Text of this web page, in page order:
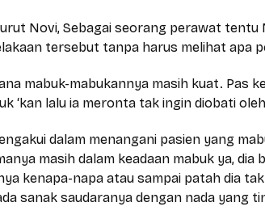
Novi, Sebagai seorang perawat tentu
tersebut tanpa harus melihat apa
mabuk-mabukannya masih kuat. Pas
‘kan lalu ia meronta tak ingin diobati
dalam menangani pasien yang
masih dalam keadaan mabuk ya,
kenapa-napa atau sampai patah dia
sanak saudaranya dengan nada yang